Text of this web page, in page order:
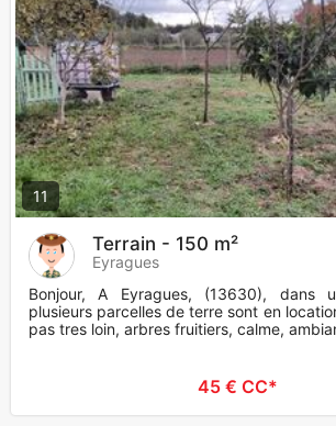
11
Terrain - 150 m²
Eyragues
Bonjour, A Eyragues, (13630), dans
plusieurs parcelles de terre sont en
pas tres loin, arbres fruitiers, calme,
45 € CC*